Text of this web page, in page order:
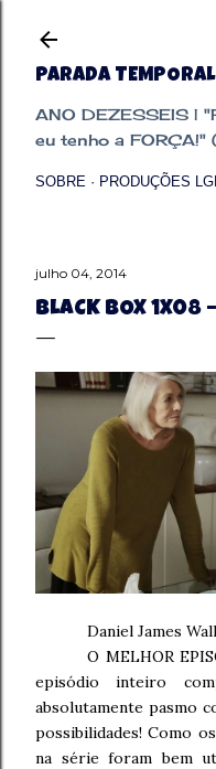
PARADA TEMPORAL
ANO DEZESSEIS |
eu tenho a FORÇA!"
SOBRE PRODUÇÕES
julho 04, 2014
BLACK BOX 1X08
Daniel James
O MELHOR
episódio inteiro
absolutamente pasmo
possibilidades! Como
na série foram bem